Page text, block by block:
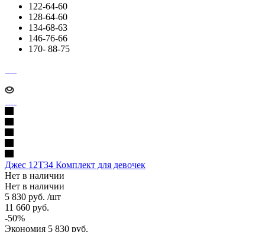
122-64-60
128-64-60
134-68-63
146-76-66
170- 88-75
Джес 12Т34 Комплект для девочек
Нет в наличии
Нет в наличии
5 830 руб. /шт
11 660 руб.
-50%
Экономия 5 830 руб.